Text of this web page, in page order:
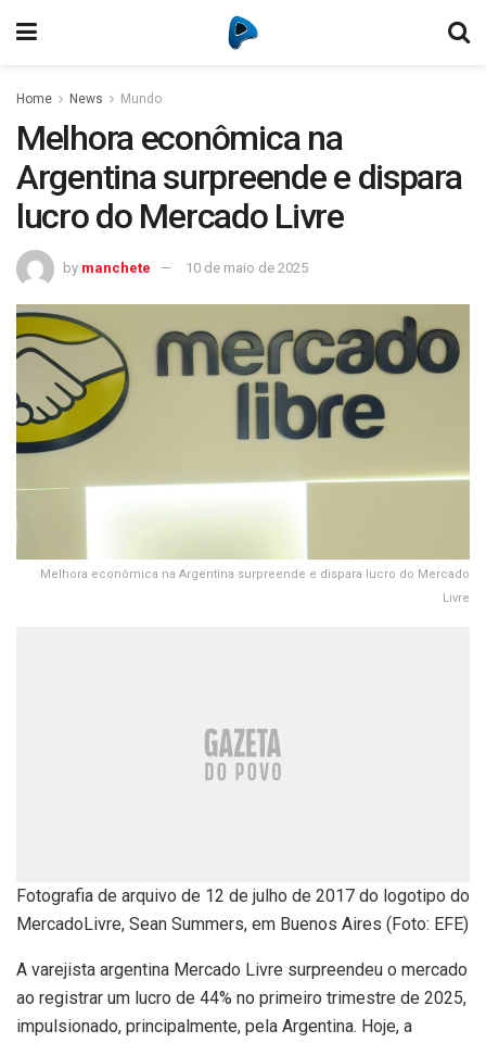
Home News Mundo
Melhora econômica na
Argentina surpreende e dispara
lucro do Mercado Livre
by manchete 10 de maio de 2025
Melhora econômica na Argentina surpreende e dispara lucro do Mercado
Livre
Fotografia de arquivo de 12 de julho de 2017 do logotipo do
MercadoLivre, Sean Summers, em Buenos Aires (Foto: EFE)
A varejista argentina Mercado Livre surpreendeu o mercado
ao registrar um lucro de 44% no primeiro trimestre de 2025,
impulsionado, principalmente, pela Argentina. Hoje, a